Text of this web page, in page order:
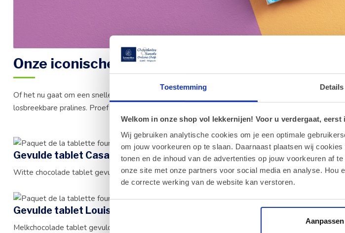
Toestemming Details
Welkom in onze shop vol lekkernijen! Voor u verdergaat, eerst
Wij gebruiken analytische cookies om je een optimale
om jouw voorkeuren op te slaan. Daarnaast plaatsen wij
tonen en de inhoud van de advertenties op jouw voorkeuren af
onze site met onze partners voor social media en analyse. Hou
de correcte werking van de website kan verstoren.
Aanpassen
Onze iconische pralines in heerlijke gevulde
Of het nu gaat om een snelle snack, een koffiepauze of een genietmoment om te delen, de
losbreekbare pralines. Proef de smaken van
Gevulde tablet Casaleo wit 75G
Witte chocolade tablet gevuld met praliné en gepofte rijst
Gevulde tablet Louise melk 75G
Melkchocolade tablet gevuld met praliné met karamelsmaak